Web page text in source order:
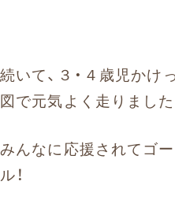
続いて、３・４歳児かけ
図で元気よく走りました
みんなに応援されてゴ
ル！